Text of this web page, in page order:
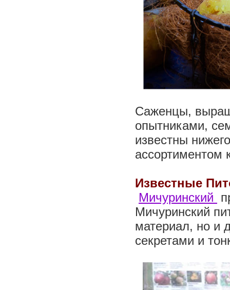
Cаженцы,
опытниками,
известны
ассортиментом
Известные
Мичуринский
Мичуринский
материал, но и
секретами и